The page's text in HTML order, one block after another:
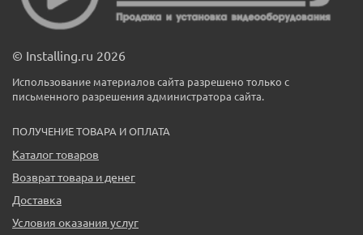
© Installing.ru 2026
Использование материалов сайта разрешено только с
письменного разрешения администратора сайта.
ПОЛУЧЕНИЕ ТОВАРА И ОПЛАТА
Каталог товаров
Возврат товара и денег
Доставка
Условия оказания услуг